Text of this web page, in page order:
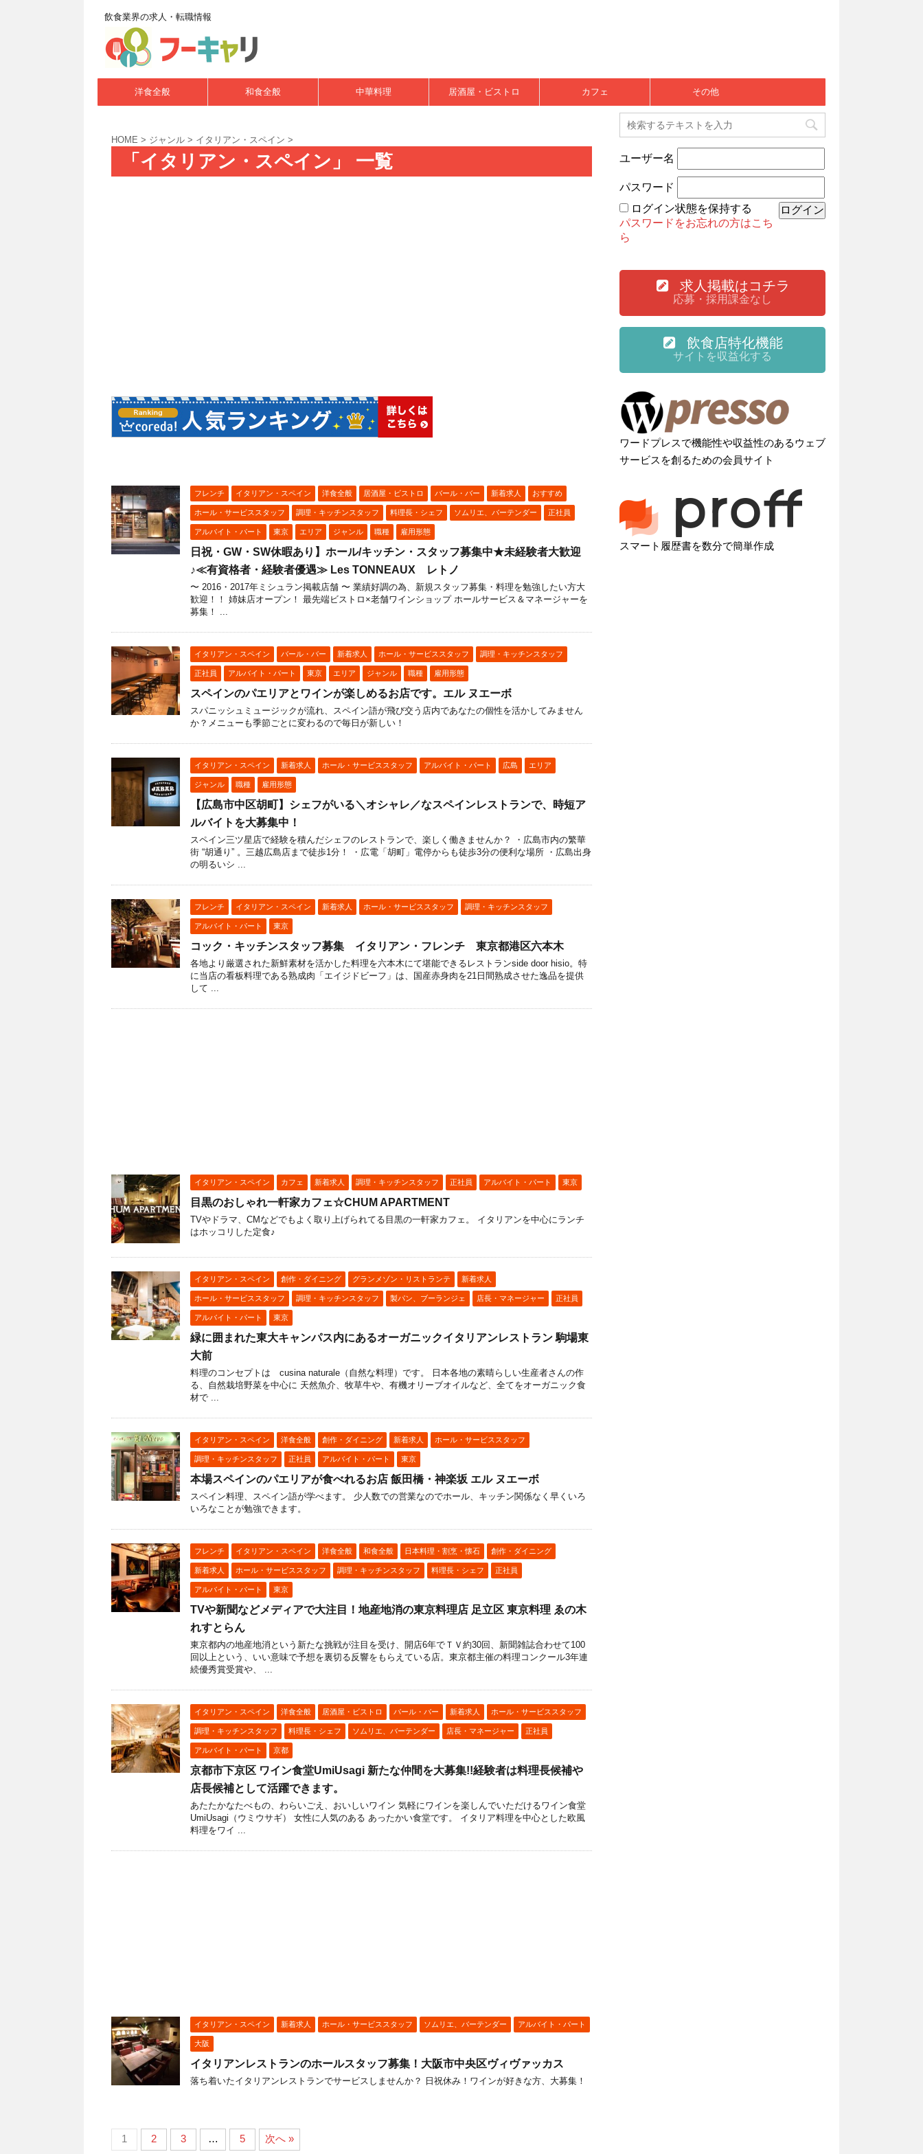
飲食業界の求人・転職情報
洋食全般 和食全般 中華料理 居酒屋・ビストロ カフェ その他
HOME > ジャンル > イタリアン・スペイン >
「イタリアン・スペイン」 一覧
フレンチ イタリアン・スペイン 洋食全般 居酒屋・ビストロ バール・バー 新着求人 おすすめ
ホール・サービススタッフ 調理・キッチンスタッフ 料理長・シェフ ソムリエ、バーテンダー 正社員
アルバイト・パート 東京 エリア ジャンル 職種 雇用形態
日祝・GW・SW休暇あり】ホール/キッチン・スタッフ募集中★未経験者大歓迎
♪≪有資格者・経験者優遇≫ Les TONNEAUX レトノ
〜 2016・2017年ミシュラン掲載店舗 〜 業績好調の為、新規スタッフ募集・料理を勉強したい方大
歓迎！！ 姉妹店オープン！ 最先端ビストロ×老舗ワインショップ ホールサービス＆マネージャーを
募集！ ...
イタリアン・スペイン バール・バー 新着求人 ホール・サービススタッフ 調理・キッチンスタッフ
正社員 アルバイト・パート 東京 エリア ジャンル 職種 雇用形態
スペインのパエリアとワインが楽しめるお店です。エル ヌエーボ
スパニッシュミュージックが流れ、スペイン語が飛び交う店内であなたの個性を活かしてみません
か？メニューも季節ごとに変わるので毎日が新しい！
イタリアン・スペイン 新着求人 ホール・サービススタッフ アルバイト・パート 広島 エリア
ジャンル 職種 雇用形態
【広島市中区胡町】シェフがいる＼オシャレ／なスペインレストランで、時短ア
ルバイトを大募集中！
スペイン三ツ星店で経験を積んだシェフのレストランで、楽しく働きませんか？ ・広島市内の繁華
街 “胡通り” 。三越広島店まで徒歩1分！ ・広電「胡町」電停からも徒歩3分の便利な場所 ・広島出身
の明るいシ ...
フレンチ イタリアン・スペイン 新着求人 ホール・サービススタッフ 調理・キッチンスタッフ
アルバイト・パート 東京
コック・キッチンスタッフ募集 イタリアン・フレンチ 東京都港区六本木
各地より厳選された新鮮素材を活かした料理を六本木にて堪能できるレストランside door hisio。特
に当店の看板料理である熟成肉「エイジドビーフ」は、国産赤身肉を21日間熟成させた逸品を提供
して ...
イタリアン・スペイン カフェ 新着求人 調理・キッチンスタッフ 正社員 アルバイト・パート 東京
目黒のおしゃれ一軒家カフェ☆CHUM APARTMENT
TVやドラマ、CMなどでもよく取り上げられてる目黒の一軒家カフェ。 イタリアンを中心にランチ
はホッコリした定食♪
イタリアン・スペイン 創作・ダイニング グランメゾン・リストランテ 新着求人
ホール・サービススタッフ 調理・キッチンスタッフ 製パン、ブーランジェ 店長・マネージャー 正社員
アルバイト・パート 東京
緑に囲まれた東大キャンパス内にあるオーガニックイタリアンレストラン 駒場東
大前
料理のコンセプトは cusina naturale（自然な料理）です。 日本各地の素晴らしい生産者さんの作
る、自然栽培野菜を中心に 天然魚介、牧草牛や、有機オリーブオイルなど、全てをオーガニック食
材で ...
イタリアン・スペイン 洋食全般 創作・ダイニング 新着求人 ホール・サービススタッフ
調理・キッチンスタッフ 正社員 アルバイト・パート 東京
本場スペインのパエリアが食べれるお店 飯田橋・神楽坂 エル ヌエーボ
スペイン料理、スペイン語が学べます。 少人数での営業なのでホール、キッチン関係なく早くいろ
いろなことが勉強できます。
フレンチ イタリアン・スペイン 洋食全般 和食全般 日本料理・割烹・懐石 創作・ダイニング
新着求人 ホール・サービススタッフ 調理・キッチンスタッフ 料理長・シェフ 正社員
アルバイト・パート 東京
TVや新聞などメディアで大注目！地産地消の東京料理店 足立区 東京料理 ゑの木
れすとらん
東京都内の地産地消という新たな挑戦が注目を受け、開店6年でＴＶ約30回、新聞雑誌合わせて100
回以上という、いい意味で予想を裏切る反響をもらえている店。東京都主催の料理コンクール3年連
続優秀賞受賞や、 ...
イタリアン・スペイン 洋食全般 居酒屋・ビストロ バール・バー 新着求人 ホール・サービススタッフ
調理・キッチンスタッフ 料理長・シェフ ソムリエ、バーテンダー 店長・マネージャー 正社員
アルバイト・パート 京都
京都市下京区 ワイン食堂UmiUsagi 新たな仲間を大募集!!経験者は料理長候補や
店長候補として活躍できます。
あたたかなたべもの、わらいごえ、おいしいワイン 気軽にワインを楽しんでいただけるワイン食堂
UmiUsagi（ウミウサギ） 女性に人気のある あったかい食堂です。 イタリア料理を中心とした欧風
料理をワイ ...
イタリアン・スペイン 新着求人 ホール・サービススタッフ ソムリエ、バーテンダー アルバイト・パート
大阪
イタリアンレストランのホールスタッフ募集！大阪市中央区ヴィヴァッカス
落ち着いたイタリアンレストランでサービスしませんか？ 日祝休み！ワインが好きな方、大募集！
1 2 3 … 5 次へ »
ユーザー名
パスワード
ログイン状態を保持する
パスワードをお忘れの方はこち
ら
求人掲載はコチラ
応募・採用課金なし
飲食店特化機能
サイトを収益化する
ワードプレスで機能性や収益性のあるウェブ
サービスを創るための会員サイト
スマート履歴書を数分で簡単作成